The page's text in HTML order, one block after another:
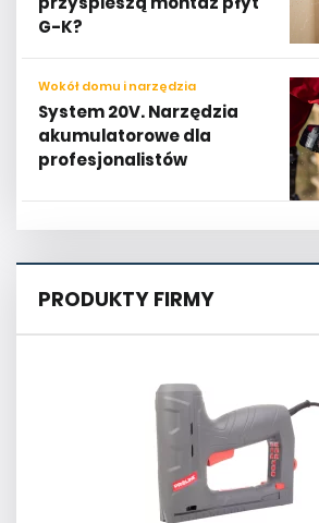
G-K?
Wokół domu i narzędzia
System 20V. Narzędzia
akumulatorowe dla
profesjonalistów
PRODUKTY FIRMY